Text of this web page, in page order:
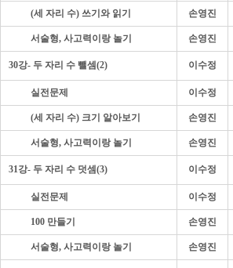
(세 자리 수) 쓰기와 읽기 손영진
서술형, 사고력이랑 놀기 손영진
30강- 두 자리 수 뺄셈(2) 이수정
실전문제 이수정
(세 자리 수) 크기 알아보기 손영진
서술형, 사고력이랑 놀기 손영진
31강- 두 자리 수 덧셈(3) 이수정
실전문제 이수정
100 만들기 손영진
서술형, 사고력이랑 놀기 손영진